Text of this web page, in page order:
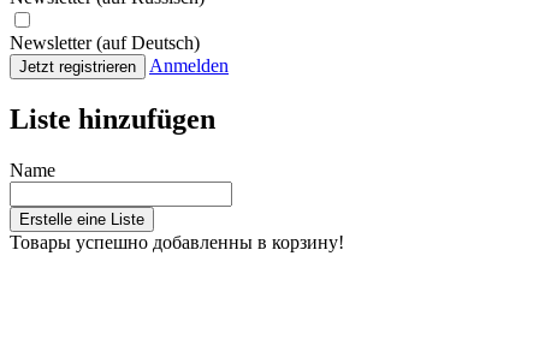
Newsletter (auf Deutsch)
Jetzt registrieren Anmelden
Liste hinzufügen
Name
Erstelle eine Liste
Товары успешно добавленны в корзину!